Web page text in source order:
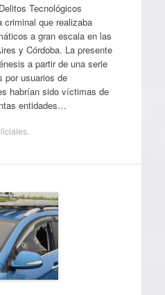
Tecnológicos
criminal que realizaba
a gran escala en las
y Córdoba. La presente
a partir de una serie
por usuarios de
habrían sido víctimas de
entidades…
.